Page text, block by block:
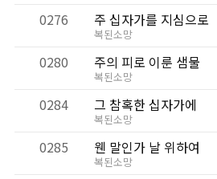
0276 주 십자가를 지심으로
복된소망
0280 주의 피로 이룬 샘물
복된소망
0284 그 참혹한 십자가에
복된소망
0285 웬 말인가 날 위하여
복된소망